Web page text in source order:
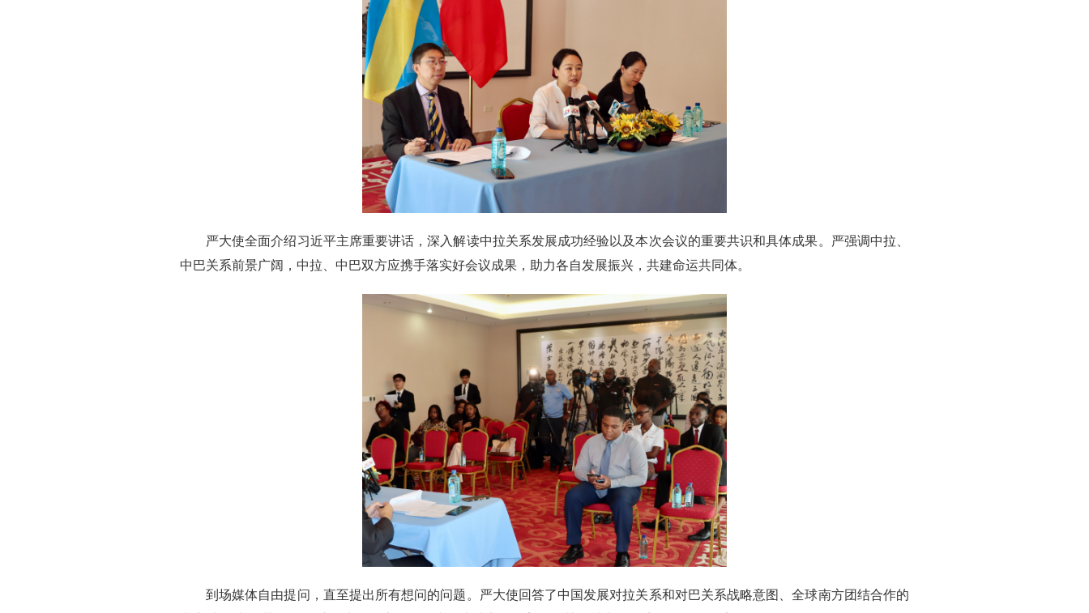
严大使全面介绍习近平主席重要讲话，深入解读中拉关系发展成功经验以及本次会议的重要共识和具体成果。严强调中拉、
中巴关系前景广阔，中拉、中巴双方应携手落实好会议成果，助力各自发展振兴，共建命运共同体。
到场媒体自由提问，直至提出所有想问的问题。严大使回答了中国发展对拉关系和对巴关系战略意图、全球南方团结合作的